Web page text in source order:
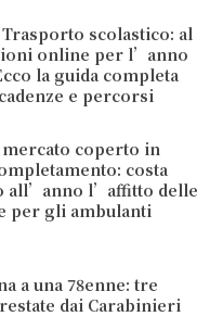
scolastico: al
online per l’anno
la guida completa
e percorsi
coperto in
costa
all’anno l’affitto delle
per gli ambulanti
a una 78enne: tre
dai Carabinieri